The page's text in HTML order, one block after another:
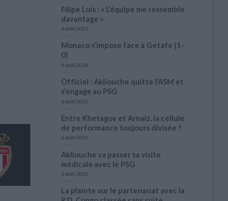
Filipe Luis : « L’équipe me ressemble
davantage »
6 août 2026
Monaco s’impose face à Getafe (1-
0)
6 août 2026
Officiel : Akliouche quitte l’ASM et
s’engage au PSG
6 août 2026
Entre Khetagov et Arnaiz, la cellule
de performance toujours divisée ?
6 août 2026
Akliouche va passer sa visite
médicale avec le PSG
6 août 2026
La plainte sur le partenariat avec la